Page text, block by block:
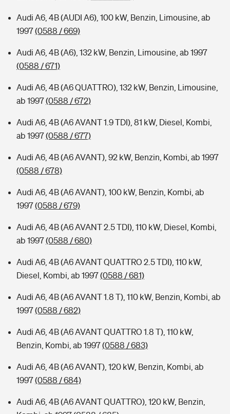
Audi A6, 4B (AUDI A6), 100 kW, Benzin, Limousine, ab
1997(0588 / 669)
Audi A6, 4B (A6), 132 kW, Benzin, Limousine, ab 1997
(0588 / 671)
Audi A6, 4B (A6 QUATTRO), 132 kW, Benzin, Limousine,
ab 1997(0588 / 672)
Audi A6, 4B (A6 AVANT 1.9 TDI), 81 kW, Diesel, Kombi,
ab 1997(0588 / 677)
Audi A6, 4B (A6 AVANT), 92 kW, Benzin, Kombi, ab 1997
(0588 / 678)
Audi A6, 4B (A6 AVANT), 100 kW, Benzin, Kombi, ab
1997(0588 / 679)
Audi A6, 4B (A6 AVANT 2.5 TDI), 110 kW, Diesel, Kombi,
ab 1997(0588 / 680)
Audi A6, 4B (A6 AVANT QUATTRO 2.5 TDI), 110 kW,
Diesel, Kombi, ab 1997(0588 / 681)
Audi A6, 4B (A6 AVANT 1.8 T), 110 kW, Benzin, Kombi, ab
1997(0588 / 682)
Audi A6, 4B (A6 AVANT QUATTRO 1.8 T), 110 kW,
Benzin, Kombi, ab 1997(0588 / 683)
Audi A6, 4B (A6 AVANT), 120 kW, Benzin, Kombi, ab
1997(0588 / 684)
Audi A6, 4B (A6 AVANT QUATTRO), 120 kW, Benzin,